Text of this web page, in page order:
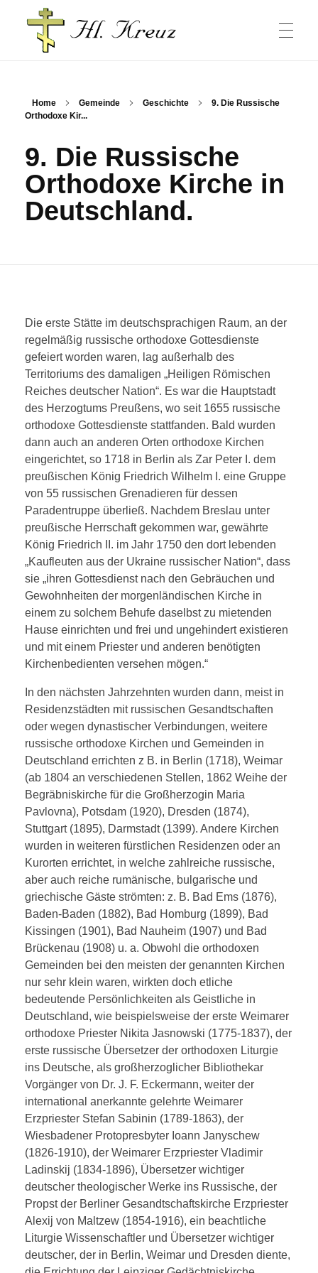
Fotos
Gemeindebilder
Ansichten
Russische Orthodoxe Kirche
Russische Orthodoxe Kirche in Deutschland
Geschichte
Gemeinde
ENGLISH
УКРАЇНСЬКА
Home Gemeinde Geschichte
9. Die Russische
Orthodoxe Kir...
9. Die Russische
Orthodoxe Kirche in
Deutschland.
Die erste Stätte im deutschsprachigen Raum, an der
regelmäßig russische orthodoxe Gottesdienste
gefeiert worden waren, lag außerhalb des
Territoriums des damaligen „Heiligen Römischen
Reiches deutscher Nation“. Es war die Hauptstadt
des Herzogtums Preußens, wo seit 1655 russische
orthodoxe Gottesdienste stattfanden. Bald wurden
dann auch an anderen Orten orthodoxe Kirchen
eingerichtet, so 1718 in Berlin als Zar Peter I. dem
preußischen König Friedrich Wilhelm I. eine Gruppe
von 55 russischen Grenadieren für dessen
Paradentruppe überließ. Nachdem Breslau unter
preußische Herrschaft gekommen war, gewährte
König Friedrich II. im Jahr 1750 den dort lebenden
„Kaufleuten aus der Ukraine russischer Nation“, dass
sie „ihren Gottesdienst nach den Gebräuchen und
Gewohnheiten der morgenländischen Kirche in
einem zu solchem Behufe daselbst zu mietenden
Hause einrichten und frei und ungehindert existieren
und mit einem Priester und anderen benötigten
Kirchenbedienten versehen mögen.“
In den nächsten Jahrzehnten wurden dann, meist in
Residenzstädten mit russischen Gesandtschaften
oder wegen dynastischer Verbindungen, weitere
russische orthodoxe Kirchen und Gemeinden in
Deutschland errichten z B. in Berlin (1718), Weimar
(ab 1804 an verschiedenen Stellen, 1862 Weihe der
Begräbniskirche für die Großherzogin Maria
Pavlovna), Potsdam (1920), Dresden (1874),
Stuttgart (1895), Darmstadt (1399). Andere Kirchen
wurden in weiteren fürstlichen Residenzen oder an
Kurorten errichtet, in welche zahlreiche russische,
aber auch reiche rumänische, bulgarische und
griechische Gäste strömten: z. B. Bad Ems (1876),
Baden-Baden (1882), Bad Homburg (1899), Bad
Kissingen (1901), Bad Nauheim (1907) und Bad
Brückenau (1908) u. a. Obwohl die orthodoxen
Gemeinden bei den meisten der genannten Kirchen
nur sehr klein waren, wirkten doch etliche
bedeutende Persönlichkeiten als Geistliche in
Deutschland, wie beispielsweise der erste Weimarer
orthodoxe Priester Nikita Jasnowski (1775-1837), der
erste russische Übersetzer der orthodoxen Liturgie
ins Deutsche, als großherzoglicher Bibliothekar
Vorgänger von Dr. J. F. Eckermann, weiter der
international anerkannte gelehrte Weimarer
Erzpriester Stefan Sabinin (1789-1863), der
Wiesbadener Protopresbyter Ioann Janyschew
(1826-1910), der Weimarer Erzpriester Vladimir
Ladinskij (1834-1896), Übersetzer wichtiger
deutscher theologischer Werke ins Russische, der
Propst der Berliner Gesandtschaftskirche Erzpriester
Alexij von Maltzew (1854-1916), ein beachtliche
Liturgie Wissenschaftler und Übersetzer wichtiger
deutscher, der in Berlin, Weimar und Dresden diente,